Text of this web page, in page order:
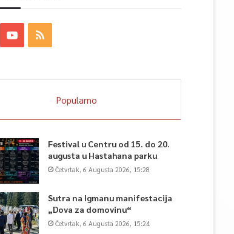
Popularno
Festival u Centru od 15. do 20.
augusta u Hastahana parku
Četvrtak, 6 Augusta 2026, 15:28
Sutra na Igmanu manifestacija
„Dova za domovinu“
Četvrtak, 6 Augusta 2026, 15:24